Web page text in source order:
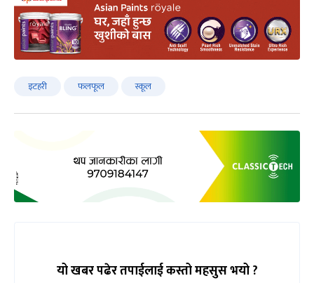
इटहरी फलफूल स्कूल
यो खबर पढेर तपाईलाई कस्तो महसुस भयो ?